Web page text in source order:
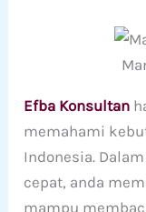
Efba Konsultan
memahami
Indonesia.
cepat, anda
mampu